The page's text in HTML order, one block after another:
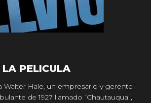
LA PELICULA
Walter Hale, un empresario y gerente
de 1927 llamado “Chautauqua”,